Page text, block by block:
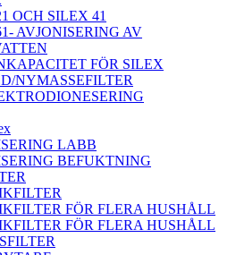
OCH SILEX 41
AVJONISERING AV
FÖR SILEX
NYMASSEFILTER
LABB
BEFUKTNING
FÖR FLERA HUSHÅLL
FÖR FLERA HUSHÅLL